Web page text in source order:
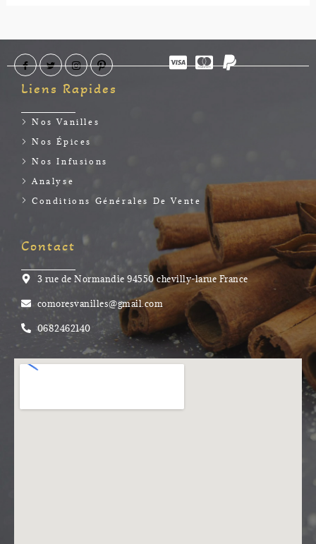
Liens Rapides
Nos Vanilles
Nos Épices
Nos Infusions
Analyse
Conditions Générales De Vente
Contact
3 rue de Normandie 94550 chevilly-larue France
comoresvanilles@gmail.com
0682462140